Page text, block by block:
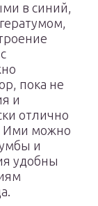
в синий,
пока не
и
отлично
Ими можно
и
удобны